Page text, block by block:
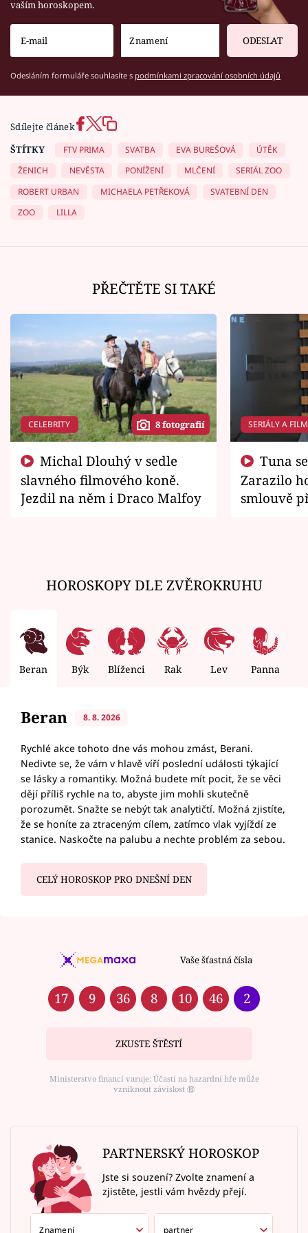
vaším horoskopem.
ODESLAT
Odesláním formuláře souhlasíte s podmínkami zpracování osobních údajů
Sdílejte článek
ŠTÍTKY
FTV PRIMA SVATBA EVA BUREŠOVÁ
ÚTĚK
ŽENICH
NEVĚSTA PONÍŽENÍ MLČENÍ
SERIÁL ZOO
ROBERT URBAN
MICHAELA PETŘEKOVÁ
SVATEBNÍ DEN
ZOO
LILLA
PŘEČTĚTE SI TAKÉ
CELEBRITY 8 fotografií
slavného filmového koně.
Jezdil na něm i Draco Malfoy
SERIÁLY A
Zarazilo
smlouvě
HOROSKOPY DLE ZVĚROKRUHU
Beran Býk Blíženci Rak Lev Panna
Beran 8. 8. 2026
Rychlé akce tohoto dne vás mohou zmást, Berani.
Nedivte se, že vám v hlavě víří poslední události týkající
se lásky a romantiky. Možná budete mít pocit, že se věci
dějí příliš rychle na to, abyste jim mohli skutečně
porozumět. Snažte se nebýt tak analytičtí. Možná zjistíte,
že se honíte za ztraceným cílem, zatímco vlak vyjíždí ze
stanice. Naskočte na palubu a nechte problém za sebou.
CELÝ HOROSKOP PRO DNEŠNÍ DEN
Vaše šťastná čísla
17 9 36 8 10 46 2
ZKUSTE ŠTĚSTÍ
Ministerstvo financí varuje: Účastí na hazardní hře může
vzniknout závislost ⑱
PARTNERSKÝ HOROSKOP
Jste si souzení? Zvolte znamení a
zjistěte, jestli vám hvězdy přejí.